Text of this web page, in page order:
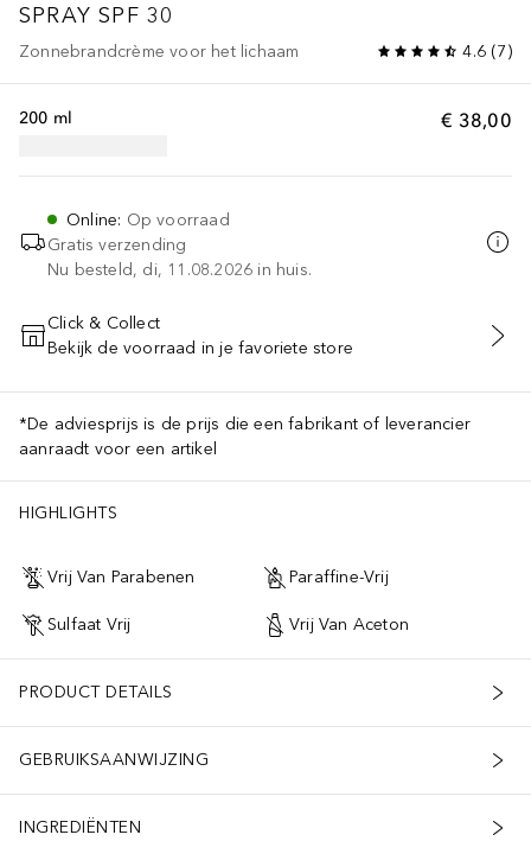
SPRAY SPF 30
Zonnebrandcrème voor het lichaam 4.6 (7)
€ 38,00
200 ml
Online: Op voorraad
Gratis verzending
Nu besteld, di, 11.08.2026 in huis.
VOEG TOE AAN WINKELMANDJE
Click & Collect
Bekijk de voorraad in je favoriete store
*De adviesprijs is de prijs die een fabrikant of leverancier
aanraadt voor een artikel
HIGHLIGHTS
Vrij Van Parabenen Paraffine-Vrij
Sulfaat Vrij Vrij Van Aceton
PRODUCT DETAILS
GEBRUIKSAANWIJZING
INGREDIËNTEN